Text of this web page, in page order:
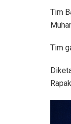
Tim
Tim